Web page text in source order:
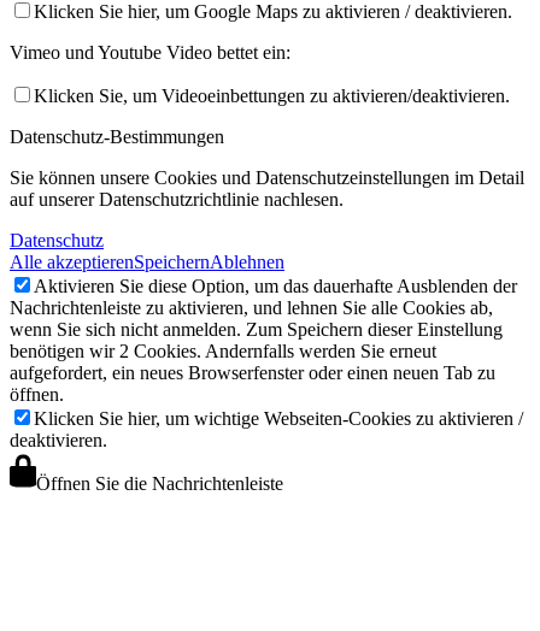
Klicken Sie hier, um Google Maps zu aktivieren / deaktivieren.
Vimeo und Youtube Video bettet ein:
Klicken Sie, um Videoeinbettungen zu aktivieren/deaktivieren.
Datenschutz-Bestimmungen
Sie können unsere Cookies und Datenschutzeinstellungen im Detail
auf unserer Datenschutzrichtlinie nachlesen.
Datenschutz
Alle akzeptierenSpeichernAblehnen
Aktivieren Sie diese Option, um das dauerhafte Ausblenden der
Nachrichtenleiste zu aktivieren, und lehnen Sie alle Cookies ab,
wenn Sie sich nicht anmelden. Zum Speichern dieser Einstellung
benötigen wir 2 Cookies. Andernfalls werden Sie erneut
aufgefordert, ein neues Browserfenster oder einen neuen Tab zu
öffnen.
Klicken Sie hier, um wichtige Webseiten-Cookies zu aktivieren /
deaktivieren.
Öffnen Sie die Nachrichtenleiste